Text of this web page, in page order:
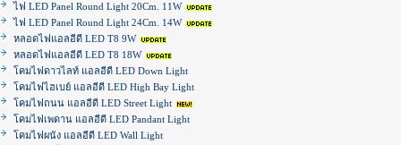
ไฟ LED Panel Round Light 20Cm. 11W
ไฟ LED Panel Round Light 24Cm. 14W
หลอดไฟแอลอีดี LED T8 9W
หลอดไฟแอลอีดี LED T8 18W
โคมไฟดาวไลท์ แอลอีดี LED Down Light
โคมไฟไฮเบย์ แอลอีดี LED High Bay Light
โคมไฟถนน แอลอีดี LED Street Light
โคมไฟเพดาน แอลอีดี LED Pandant Light
โคมไฟผนัง แอลอีดี LED Wall Light